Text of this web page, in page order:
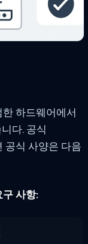
하드웨어에서
다. 공식
공식 사양은 다음
사항: